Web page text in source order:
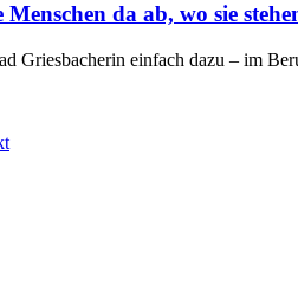
da ab, wo sie
Griesbacherin einfach dazu – im